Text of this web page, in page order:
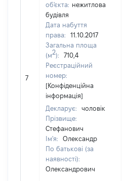
7
об'єкта: нежитлова
будівля
Дата набуття
права:
11.10.2017
Загальна площа
(м2):
710,4
Реєстраційний
номер:
[Конфіденційна
інформація]
Декларує:
чоловік
Прізвище:
Стефанович
Ім'я:
Олександр
По батькові (за
наявності):
Олександрович